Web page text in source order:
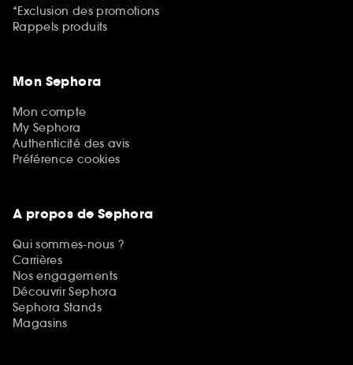
*Exclusion des promotions
Rappels produits
Mon Sephora
Mon compte
My Sephora
Authenticité des avis
Préférence cookies
A propos de Sephora
Qui sommes-nous ?
Carrières
Nos engagements
Découvrir Sephora
Sephora Stands
Magasins